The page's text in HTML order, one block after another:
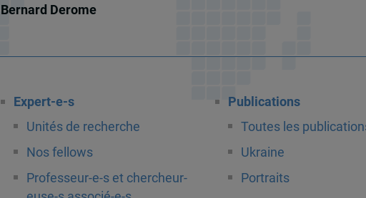
Bernard Derome
Expert-e-s
Unités de recherche
Nos fellows
Professeur-e-s et chercheur-
Publications
Toutes les
Ukraine
Portraits